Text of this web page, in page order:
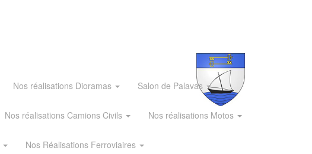
Nos réalisations Dioramas Salon de Palavas
Nos réalisations Camions Civils Nos réalisations Motos
Nos Réalisations Ferroviaires